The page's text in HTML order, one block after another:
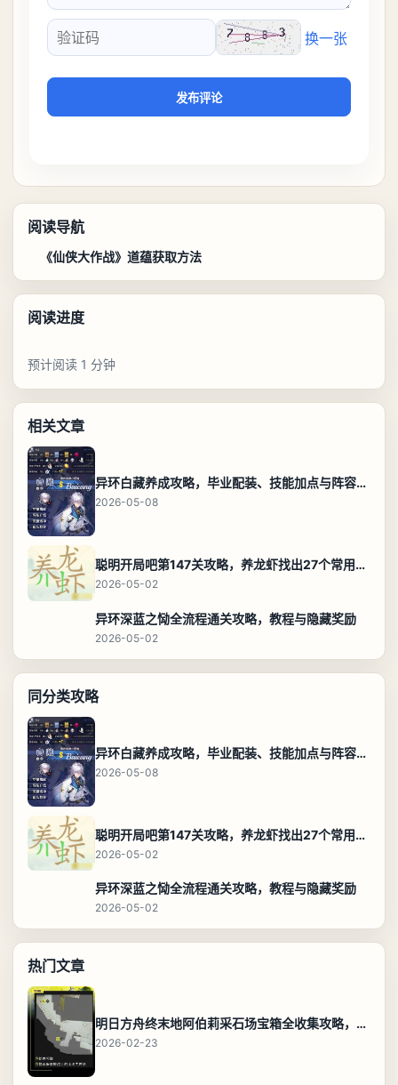
验证码
换一张
发布评论
阅读导航
《仙侠大作战》道蕴获取方法
阅读进度
预计阅读 1 分钟
相关文章
异环白藏养成攻略，毕业配装、技能加点与阵容搭配保姆级解析
2026-05-08
聪明开局吧第147关攻略，养龙虾找出27个常用字通关答案
2026-05-02
异环深蓝之恸全流程通关攻略，教程与隐藏奖励
2026-05-02
同分类攻略
异环白藏养成攻略，毕业配装、技能加点与阵容搭配保姆级解析
2026-05-08
聪明开局吧第147关攻略，养龙虾找出27个常用字通关答案
2026-05-02
异环深蓝之恸全流程通关攻略，教程与隐藏奖励
2026-05-02
热门文章
明日方舟终末地阿伯莉采石场宝箱全收集攻略，全点位分布图与路线
2026-02-23